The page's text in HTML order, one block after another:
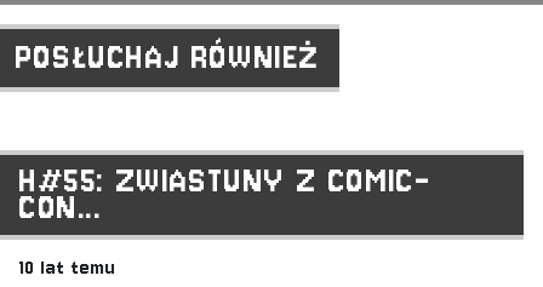
POSŁUCHAJ RÓWNIEŻ
H#55: ZWIASTUNY Z COMIC-
CON...
10 lat temu